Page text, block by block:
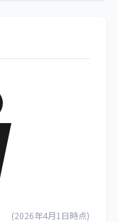
(2026年4月1日時点)